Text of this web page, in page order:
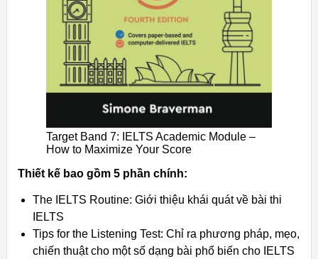
Target Band 7: IELTS Academic Module –
How to Maximize Your Score
Thiết kế bao gồm 5 phần chính:
The IELTS Routine: Giới thiệu khái quát về bài thi
IELTS
Tips for the Listening Test: Chỉ ra phương pháp, mẹo,
chiến thuật cho một số dạng bài phổ biến cho IELTS